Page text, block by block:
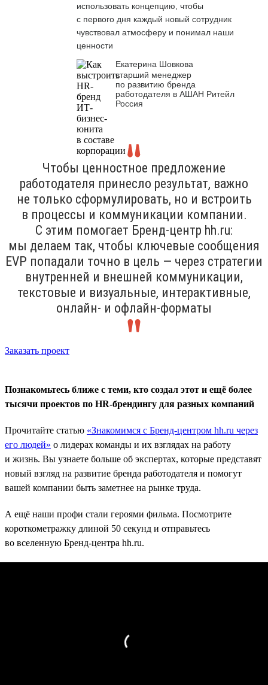
использовать концепцию, чтобы
с первого дня каждый новый сотрудник
чувствовал атмосферу и понимал наши
ценности
Екатерина Шовкова
старший менеджер
по развитию бренда
работодателя в АШАН Ритейл
Россия
Чтобы ценностное предложение
работодателя принесло результат, важно
не только сформулировать, но и встроить
в процессы и коммуникации компании.
С этим помогает Бренд-центр hh.ru:
мы делаем так, чтобы ключевые сообщения
ЕVP попадали точно в цель — через стратегии
внутренней и внешней коммуникации,
текстовые и визуальные, интерактивные,
онлайн- и офлайн-форматы
Заказать проект
Познакомьтесь ближе с теми, кто создал этот и ещё более
тысячи проектов по HR-брендингу для разных компаний
Прочитайте статью «Знакомимся с Бренд-центром hh.ru через
его людей» о лидерах команды и их взглядах на работу
и жизнь. Вы узнаете больше об экспертах, которые представят
новый взгляд на развитие бренда работодателя и помогут
вашей компании быть заметнее на рынке труда.
А ещё наши профи стали героями фильма. Посмотрите
короткометражку длиной 50 секунд и отправьтесь
во вселенную Бренд-центра hh.ru.